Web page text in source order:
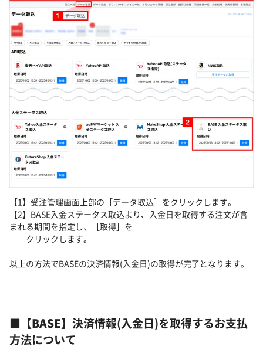
【1】受注管理画面上部の［データ取込］をクリックします。
【2】BASE入金ステータス取込より、入金日を取得する注文が含
まれる期間を指定し、［取得］を
クリックします。
以上の方法でBASEの決済情報(入金日)の取得が完了となります。
■ 【BASE】決済情報(入金日)を取得するお支払
方法について